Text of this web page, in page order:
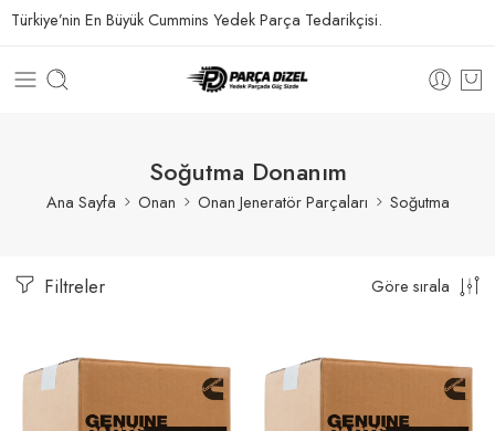
Türkiye’nin En Büyük Cummins Yedek Parça Tedarikçisi.
Soğutma Donanım
Ana Sayfa Onan Onan Jeneratör Parçaları Soğutma
Filtreler Göre sırala